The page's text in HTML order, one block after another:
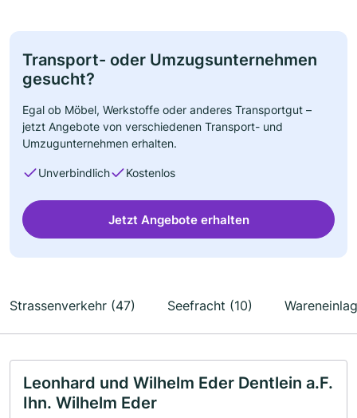
Transport- oder Umzugsunternehmen
gesucht?
Egal ob Möbel, Werkstoffe oder anderes Transportgut –
jetzt Angebote von verschiedenen Transport- und
Umzugunternehmen erhalten.
Unverbindlich Kostenlos
Jetzt Angebote erhalten
Strassenverkehr (47) Seefracht (10)
Leonhard und Wilhelm Eder Dentlein a.F.
Ihn. Wilhelm Eder